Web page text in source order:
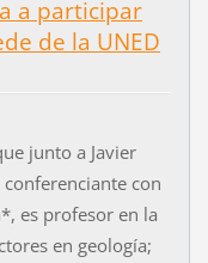
a participar
de la UNED
junto a Javier
con
es profesor en la
en geología;